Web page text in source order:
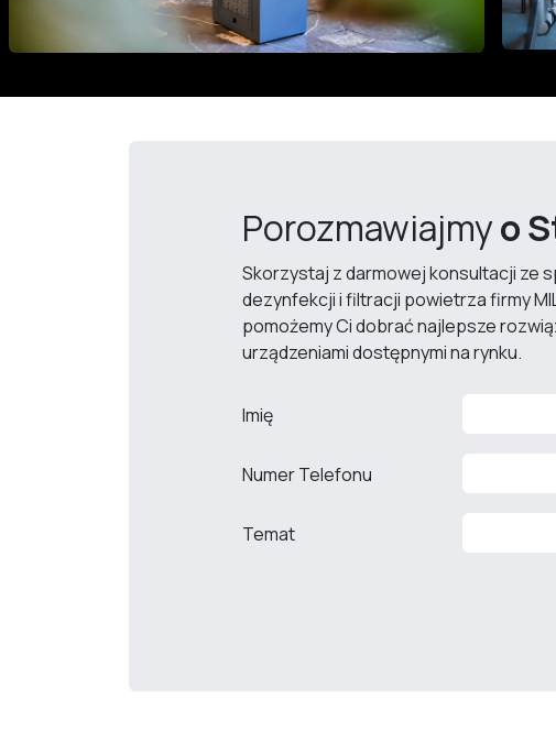
Porozmawiajmyo
Skorzystaj z darmowej konsultacji ze
dezynfekcji i filtracji powietrza firmy
pomożemy Ci dobrać najlepsze
urządzeniami dostępnymi na rynku.
Imię
Numer Telefonu
Temat